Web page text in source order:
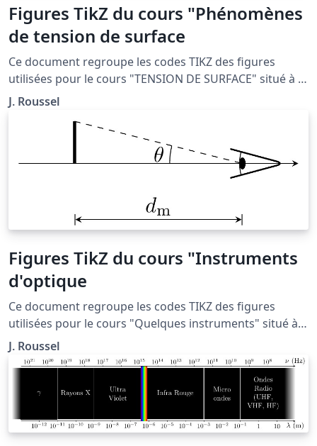
Figures TikZ du cours "Phénomènes
de tension de surface
Ce document regroupe les codes TIKZ des figures
utilisées pour le cours "TENSION DE SURFACE" situé à la
page http://femto-
physique.fr/mecanique_des_fluides/mecaflu_C4.php
J. Roussel
Figures TikZ du cours "Instruments
d'optique
Ce document regroupe les codes TIKZ des figures
utilisées pour le cours "Quelques instruments" situé à
la page : http://femto-
physique.fr/optique_geometrique/opt_C4.php
J. Roussel